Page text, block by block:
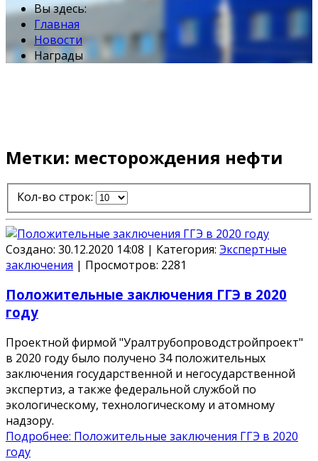
Вы здесь:
Главная
Новости
Награды
Метки: месторождения нефти
Кол-во строк:
Создано: 30.12.2020 14:08 | Категория: Экспертные
заключения | Просмотров: 2281
Положительные заключения ГГЭ в 2020
году
Проектной фирмой "Уралтрубопроводстройпроект"
в 2020 году было получено 34 положительных
заключения государственной и негосударственной
экспертиз, а также федеральной службой по
экологическому, технологическому и атомному
надзору.
Подробнее: Положительные заключения ГГЭ в 2020
году